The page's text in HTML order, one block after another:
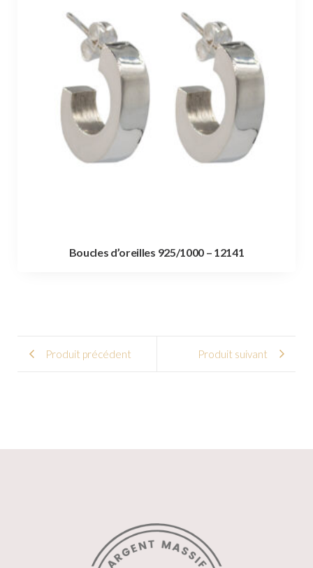
Boucles d’oreilles 925/1000 – 12141
Produit précédent Produit suivant